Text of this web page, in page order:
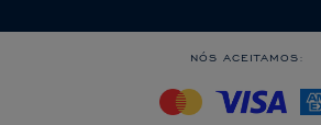
NÓS ACEITAMOS: